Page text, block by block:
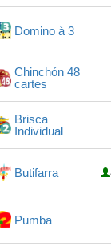
Domino à 3
Chinchón 48
cartes
Brisca
Individual
Butifarra
Pumba